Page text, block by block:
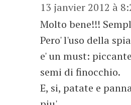
13 janvier 2012 à
Molto bene!!!
Pero' l'uso della
e' un must:
semi di finocchio.
E, si, patate e